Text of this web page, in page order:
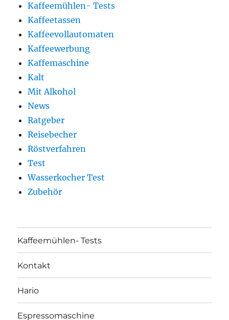
Kaffeemühlen- Tests
Kaffeetassen
Kaffeevollautomaten
Kaffeewerbung
Kaffemaschine
Kalt
Mit Alkohol
News
Ratgeber
Reisebecher
Röstverfahren
Test
Wasserkocher Test
Zubehör
Kaffeemühlen- Tests
Kontakt
Hario
Espressomaschine